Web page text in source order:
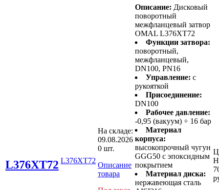
L376XT72 L376XT72
На складе:
09.08.2026
0 шт.
Описание
товара
Описание: Дисковый
поворотный
межфланцевый затвор
OMAL L376XT72
Функции затвора:
поворотный,
межфланцевый,
DN100, PN16
Управление: с
рукояткой
Присоединение:
DN100
Рабочее давление:
-0,95 (вакуум) ÷ 16 бар
Материал
корпуса:
высокопрочный чугун
GGG50 с эпоксидным
покрытием
Материал диска:
нержавеющая сталь